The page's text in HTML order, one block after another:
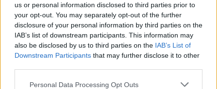
us or personal information disclosed to third parties prior to
your opt-out. You may separately opt-out of the further
disclosure of your personal information by third parties on the
IAB’s list of downstream participants. This information may
also be disclosed by us to third parties on the IAB’s List of
Downstream Participants that may further disclose it to other
Personal Data Processing Opt Outs